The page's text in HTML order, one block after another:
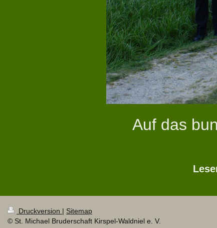
Auf das
Druckversion | Sitemap
© St. Michael Bruderschaft Kirspel-Waldniel e. V.